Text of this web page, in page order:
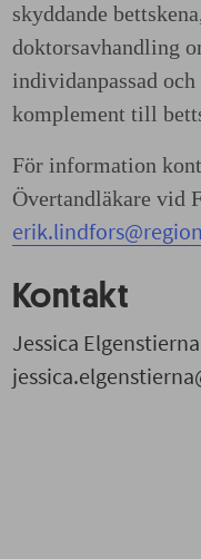
skyddande
doktorsavhandling
individanpassad
komplement till
För information
Övertandläkare vid
Kontakt
Jessica